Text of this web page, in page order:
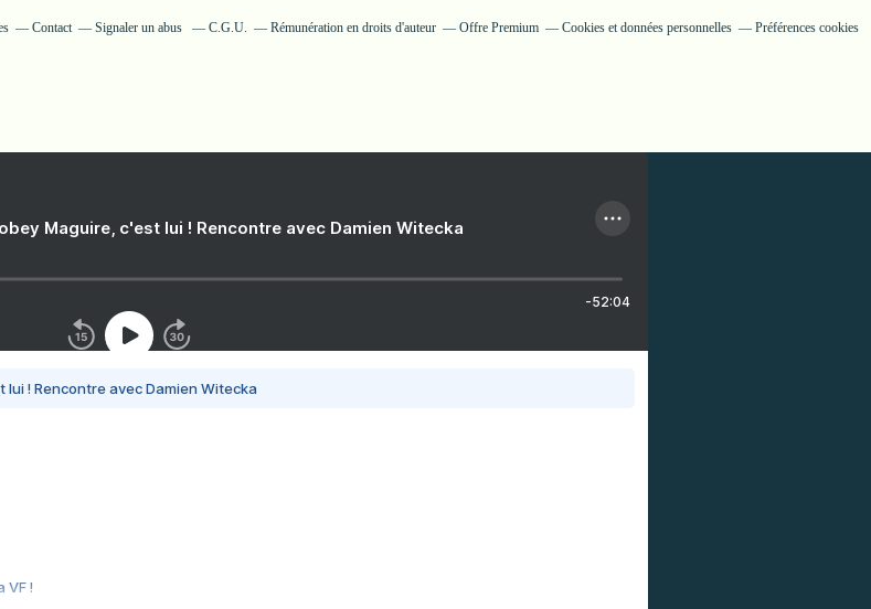
Contact Signaler un abus C.G.U. Rémunération en droits d'auteur Offre Premium Cookies et données personnelles Préférences cookies
Maguire, c'est lui ! Rencontre avec Damien Witecka
-52:04
! Rencontre avec Damien Witecka
VF !